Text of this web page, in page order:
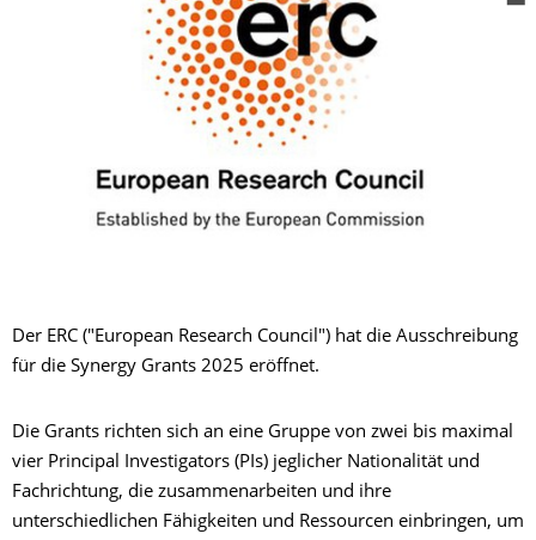
Der ERC ("European Research Council") hat die Ausschreibung
für die Synergy Grants 2025 eröffnet.
Die Grants richten sich an eine Gruppe von zwei bis maximal
vier Principal Investigators (PIs) jeglicher Nationalität und
Fachrichtung, die zusammenarbeiten und ihre
unterschiedlichen Fähigkeiten und Ressourcen einbringen, um